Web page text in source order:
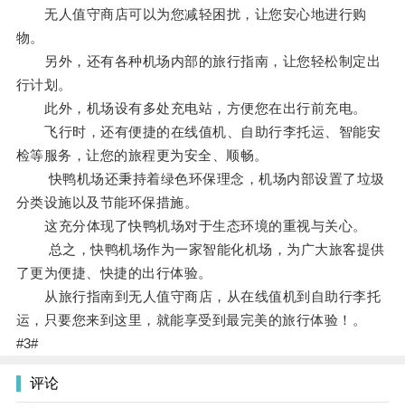
无人值守商店可以为您减轻困扰，让您安心地进行购
物。
另外，还有各种机场内部的旅行指南，让您轻松制定出
行计划。
此外，机场设有多处充电站，方便您在出行前充电。
飞行时，还有便捷的在线值机、自助行李托运、智能安
检等服务，让您的旅程更为安全、顺畅。
快鸭机场还秉持着绿色环保理念，机场内部设置了垃圾
分类设施以及节能环保措施。
这充分体现了快鸭机场对于生态环境的重视与关心。
总之，快鸭机场作为一家智能化机场，为广大旅客提供
了更为便捷、快捷的出行体验。
从旅行指南到无人值守商店，从在线值机到自助行李托
运，只要您来到这里，就能享受到最完美的旅行体验！。
#3#
评论